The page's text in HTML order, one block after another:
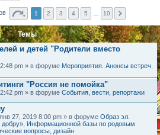
1 2 3 4 5 10
Темы
и детей "Родители вместо
pm » в форуме Мероприятия. Анонсы встреч.
"Россия не помойка"
pm » в форуме События, вести, репортажи
27, 2019 8:00 pm » в форуме Образ эл.
добру», Информационной базы по родовым
вопросы, дизайн